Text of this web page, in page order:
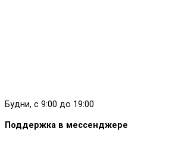
Будни, с 9:00 до 19:00
Поддержка в мессенджере